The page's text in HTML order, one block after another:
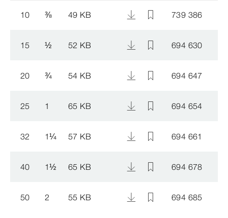
10 ⅜ 49 KB 739 386
15 ½ 52 KB 694 630
20 ¾ 54 KB 694 647
25 1 65 KB 694 654
32 1¼ 57 KB 694 661
40 1½ 65 KB 694 678
50 2 55 KB 694 685